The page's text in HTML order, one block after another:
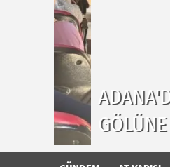
ADANA'DA
GÖLÜNE